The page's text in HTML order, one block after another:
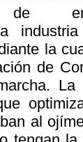
la
de
La
al